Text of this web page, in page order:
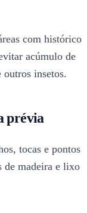
com histórico
acúmulo de
insetos.
prévia
tocas e pontos
de madeira e lixo